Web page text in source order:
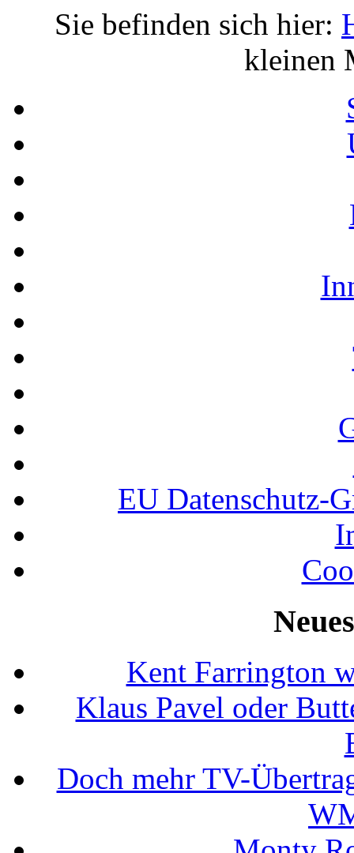
Sie befinden sich hier:
kleinen
EU Datenschutz-
Kent Farrington
Klaus Pavel oder
Doch mehr TV-